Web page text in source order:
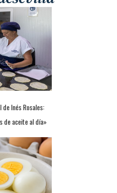
Inés Rosales:
de aceite al día»